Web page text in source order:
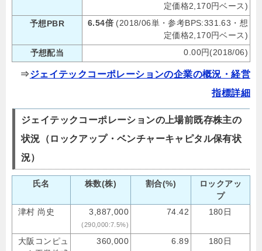
定価格2,170円ベース)
予想PBR
6.54倍 (2018/06単・参考BPS:331.63・想
定価格2,170円ベース)
予想配当
0.00円(2018/06)
⇒ジェイテックコーポレーションの企業の概況・経営
指標詳細
ジェイテックコーポレーションの上場前既存株主の
状況（ロックアップ・ベンチャーキャピタル保有状
況）
氏名 株数(株) 割合(%)
ロックアッ
プ
津村 尚史
3,887,000
(290,000:7.5%)
74.42 180日
大阪コンピュ
360,000 6.89 180日